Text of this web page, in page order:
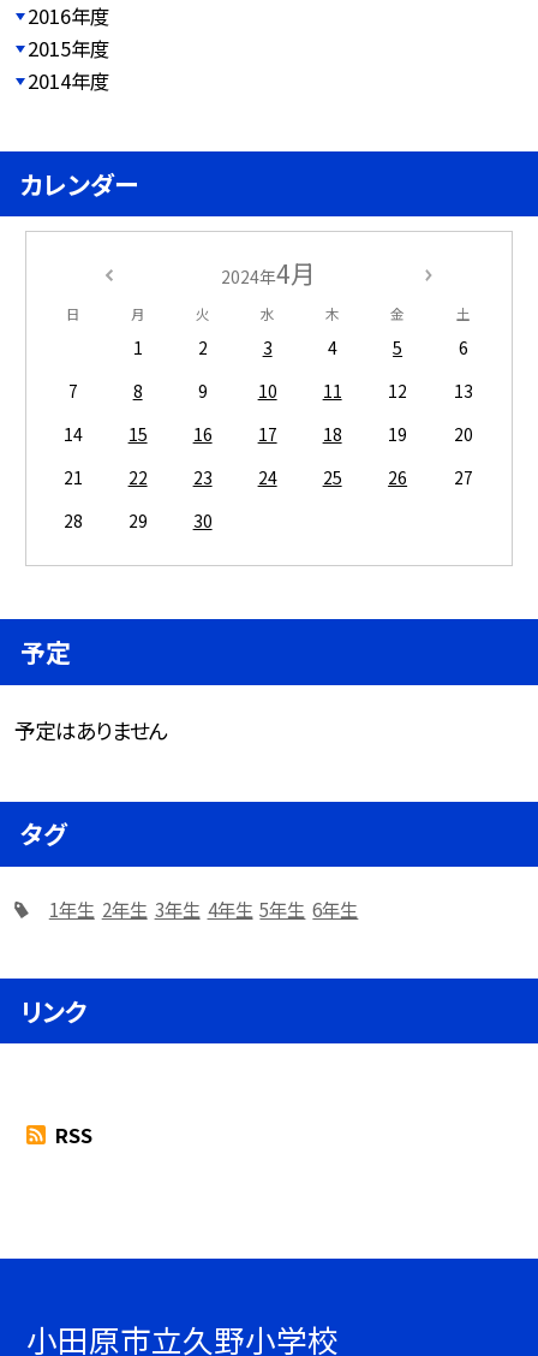
2016年度
2015年度
2014年度
カレンダー
2024年4月
日 月 火 水 木 金 土
1 2 3 4 5
6
7
8 9 10 11 12
13
14
15 16 17 18 19
20
21
22 23 24 25 26
27
28
29 30
予定
予定はありません
タグ
1年生 2年生 3年生 4年生 5年生 6年生
リンク
RSS
小田原市立久野小学校